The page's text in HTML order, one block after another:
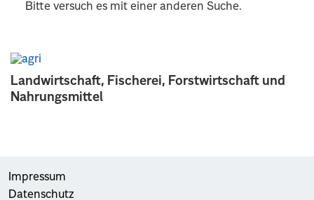
Landwirtschaft, Fischerei, Forstwirtschaft und
Nahrungsmittel
Bitte versuch es mit einer anderen Suche.
Impressum
Datenschutz